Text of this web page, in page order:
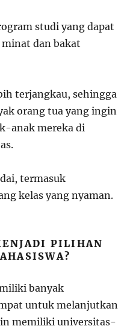
studi yang dapat
dan bakat
terjangkau, sehingga
orang tua yang ingin
anak mereka di
termasuk
kelas yang nyaman.
PILIHAN
banyak
untuk melanjutkan
memiliki universitas-